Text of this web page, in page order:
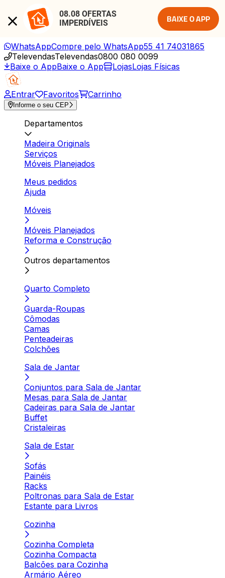
08.08 OFERTAS
IMPERDÍVEIS
BAIXE O APP
WhatsAppCompre pelo WhatsApp55 41 74031865
TelevendasTelevendas0800 080 0099
Baixe o AppBaixe o App LojasLojas Físicas
Entrar Favoritos Carrinho
Informe o seu CEP
Departamentos
Madeira Originals
Serviços
Móveis Planejados
Meus pedidos
Ajuda
Móveis
Móveis Planejados
Reforma e Construção
Outros departamentos
Quarto Completo
Guarda-Roupas
Cômodas
Camas
Penteadeiras
Colchões
Sala de Jantar
Conjuntos para Sala de Jantar
Mesas para Sala de Jantar
Cadeiras para Sala de Jantar
Buffet
Cristaleiras
Sala de Estar
Sofás
Painéis
Racks
Poltronas para Sala de Estar
Estante para Livros
Cozinha
Cozinha Completa
Cozinha Compacta
Balcões para Cozinha
Armário Aéreo